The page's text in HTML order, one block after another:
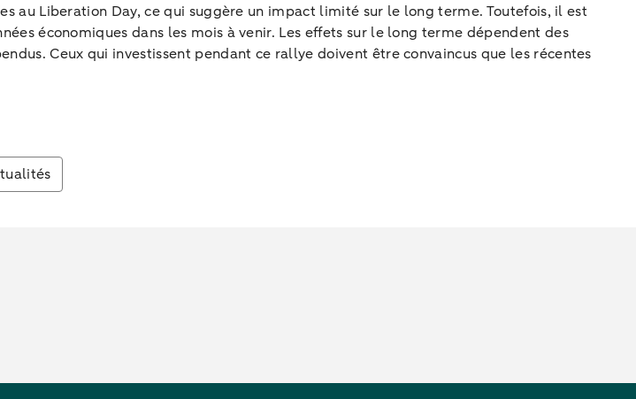
au Liberation Day, ce qui suggère un impact limité sur le long terme. Toutefois, il est
économiques dans les mois à venir. Les effets sur le long terme dépendent des
Ceux qui investissent pendant ce rallye doivent être convaincus que les récentes